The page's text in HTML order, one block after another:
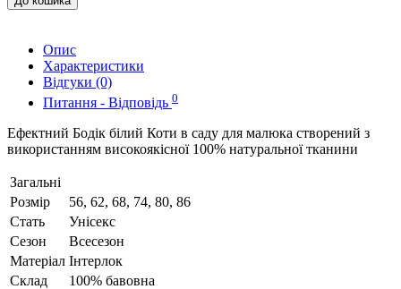
Опис
Характеристики
Відгуки (0)
Питання - Відповідь 0
Ефектний Бодік білий Коти в саду для малюка створений з
використанням високоякісної 100% натуральної тканини
Загальні
Розмір
56, 62, 68, 74, 80, 86
Стать
Унісекс
Сезон
Всесезон
Матеріал Інтерлок
Склад
100% бавовна